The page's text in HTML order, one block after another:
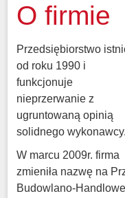
O firmie
Przedsiębiorstwo
od roku 1990 i
funkcjonuje
nieprzerwanie z
ugruntowaną opinią
solidnego wykonawcy.
W marcu 2009r. firma
zmieniła nazwę na
Budowlano-